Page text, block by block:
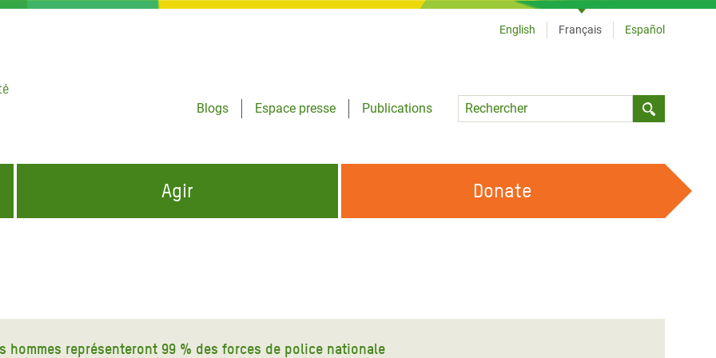
Blogs
Espace presse
Publications
Language
English Français Español
Agir Donate
hommes représenteront 99 % des forces de police nationale